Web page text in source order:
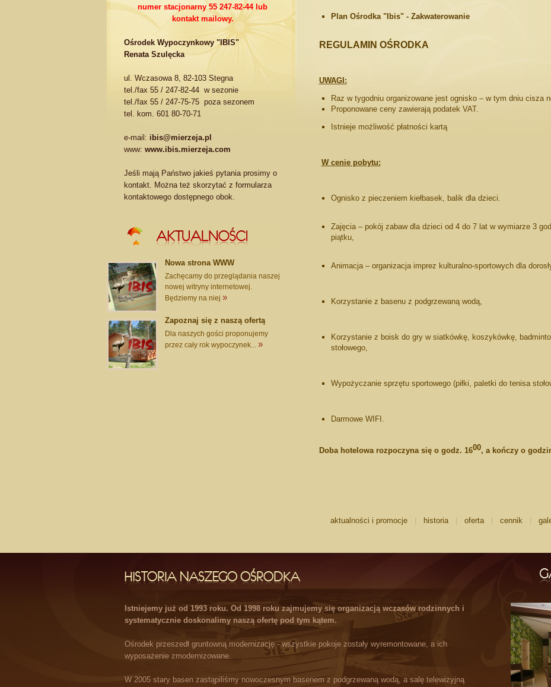
numer stacjonarny 55 247-82-44 lub
kontakt mailowy.
Ośrodek Wypoczynkowy "IBIS"
Renata Szulęcka
ul. Wczasowa 8, 82-103 Stegna
tel./fax 55 / 247-82-44 w sezonie
tel./fax 55 / 247-75-75 poza sezonem
tel. kom. 601 80-70-71
e-mail: ibis@mierzeja.pl
www: www.ibis.mierzeja.com
Jeśli mają Państwo jakieś pytania prosimy o
kontakt. Można też skorzytać z formularza
kontaktowego dostępnego obok.
Nowa strona WWW
Zachęcamy do przeglądania naszej
nowej witryny internetowej.
Będziemy na niej »
Zapoznaj się z naszą ofertą
Dla naszych gości proponujemy
przez cały rok wypoczynek... »
Plan Ośrodka "Ibis" - Zakwaterowanie
REGULAMIN OŚRODKA
UWAGI:
Raz w tygodniu organizowane jest ognisko – w tym dniu cisza
Proponowane ceny zawierają podatek VAT.
Istnieje możliwość płatności kartą
W cenie pobytu:
Ognisko z pieczeniem kiełbasek, balik dla dzieci.
Zajęcia – pokój zabaw dla dzieci od 4 do 7 lat w wymiarze 3
piątku,
Animacja – organizacja imprez kulturalno-sportowych dla
Korzystanie z basenu z podgrzewaną wodą,
Korzystanie z boisk do gry w siatkówkę, koszykówkę,
stołowego,
Wypożyczanie sprzętu sportowego (piłki, paletki do tenisa
Darmowe WIFI.
Doba hotelowa rozpoczyna się o godz. 1600, a kończy o
aktualności i promocje historia oferta cennik
Istniejemy już od 1993 roku. Od 1998 roku zajmujemy się organizacją wczasów rodzinnych i
systematycznie doskonalimy naszą ofertę pod tym kątem.
Ośrodek przeszedł gruntowną modernizację - wszystkie pokoje zostały wyremontowane, a ich
wyposażenie zmodernizowane.
W 2005 stary basen zastąpiliśmy nowoczesnym basenem z podgrzewaną wodą, a salę telewizyjną